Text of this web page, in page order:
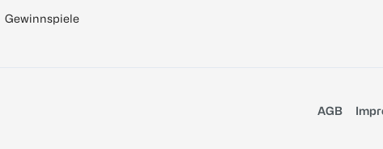
Gewinnspiele
AGB